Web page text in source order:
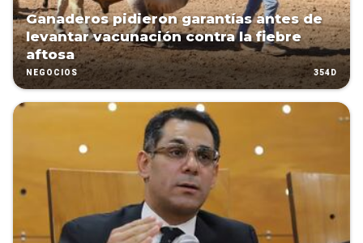
Ganaderos pidieron garantías antes de
levantar vacunación contra la fiebre
aftosa
NEGOCIOS 354D